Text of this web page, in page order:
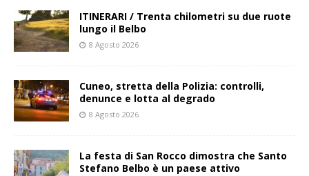
ITINERARI / Trenta chilometri su due ruote
lungo il Belbo
8 Agosto 2026
Cuneo, stretta della Polizia: controlli,
denunce e lotta al degrado
8 Agosto 2026
La festa di San Rocco dimostra che Santo
Stefano Belbo è un paese attivo